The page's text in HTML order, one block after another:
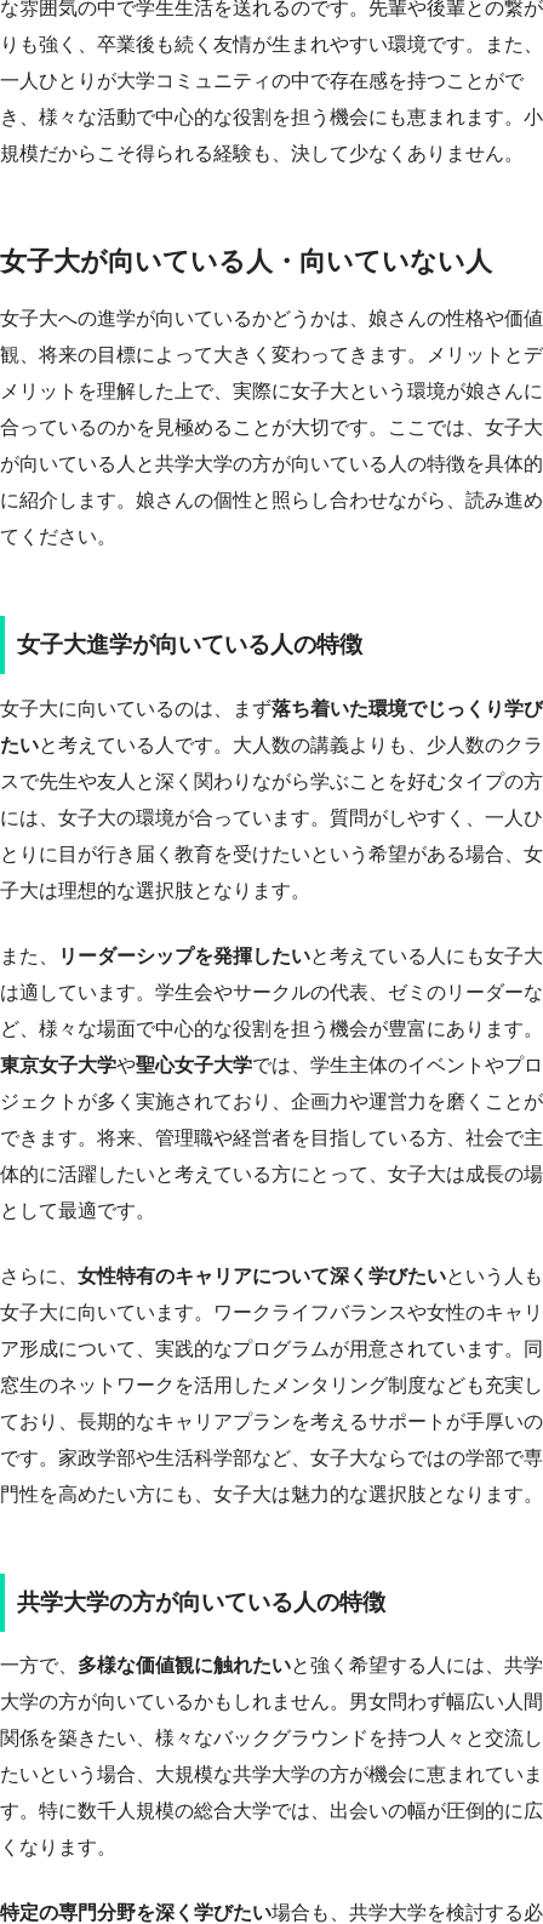
な雰囲気の中で学生生活を送れるのです。先輩や後輩との繋が
りも強く、卒業後も続く友情が生まれやすい環境です。また、
一人ひとりが大学コミュニティの中で存在感を持つことがで
き、様々な活動で中心的な役割を担う機会にも恵まれます。小
規模だからこそ得られる経験も、決して少なくありません。
女子大が向いている人・向いていない人
女子大への進学が向いているかどうかは、娘さんの性格や価値
観、将来の目標によって大きく変わってきます。メリットとデ
メリットを理解した上で、実際に女子大という環境が娘さんに
合っているのかを見極めることが大切です。ここでは、女子大
が向いている人と共学大学の方が向いている人の特徴を具体的
に紹介します。娘さんの個性と照らし合わせながら、読み進め
てください。
女子大進学が向いている人の特徴
女子大に向いているのは、まず落ち着いた環境でじっくり学び
たいと考えている人です。大人数の講義よりも、少人数のクラ
スで先生や友人と深く関わりながら学ぶことを好むタイプの方
には、女子大の環境が合っています。質問がしやすく、一人ひ
とりに目が行き届く教育を受けたいという希望がある場合、女
子大は理想的な選択肢となります。
また、 リーダーシップを発揮したいと考えている人にも女子大
は適しています。学生会やサークルの代表、ゼミのリーダーな
ど、様々な場面で中心的な役割を担う機会が豊富にあります。
東京女子大学や聖心女子大学では、学生主体のイベントやプロ
ジェクトが多く実施されており、企画力や運営力を磨くことが
できます。将来、管理職や経営者を目指している方、社会で主
体的に活躍したいと考えている方にとって、女子大は成長の場
として最適です。
さらに、 女性特有のキャリアについて深く学びたいという人も
女子大に向いています。ワークライフバランスや女性のキャリ
ア形成について、実践的なプログラムが用意されています。同
窓生のネットワークを活用したメンタリング制度なども充実し
ており、長期的なキャリアプランを考えるサポートが手厚いの
です。家政学部や生活科学部など、女子大ならではの学部で専
門性を高めたい方にも、女子大は魅力的な選択肢となります。
共学大学の方が向いている人の特徴
一方で、 多様な価値観に触れたいと強く希望する人には、共学
大学の方が向いているかもしれません。男女問わず幅広い人間
関係を築きたい、様々なバックグラウンドを持つ人々と交流し
たいという場合、大規模な共学大学の方が機会に恵まれていま
す。特に数千人規模の総合大学では、出会いの幅が圧倒的に広
くなります。
特定の専門分野を深く学びたい場合も、共学大学を検討する必